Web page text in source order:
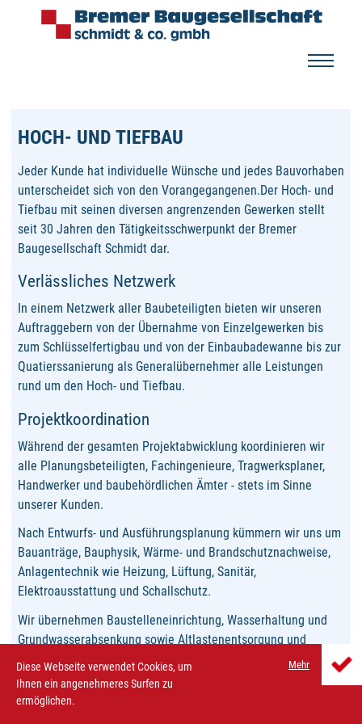
Diese Webseite verwendet Cookies, um
Ihnen ein angenehmeres Surfen zu
ermöglichen.
Mehr
HOCH- UND TIEFBAU
Jeder Kunde hat individuelle Wünsche und jedes Bauvorhaben
unterscheidet sich von den Vorangegangenen.Der Hoch- und
Tiefbau mit seinen diversen angrenzenden Gewerken stellt
seit 30 Jahren den Tätigkeitsschwerpunkt der Bremer
Baugesellschaft Schmidt dar.
Verlässliches Netzwerk
In einem Netzwerk aller Baubeteiligten bieten wir unseren
Auftraggebern von der Übernahme von Einzelgewerken bis
zum Schlüsselfertigbau und von der Einbaubadewanne bis zur
Quatierssanierung als Generalübernehmer alle Leistungen
rund um den Hoch- und Tiefbau.
Projektkoordination
Während der gesamten Projektabwicklung koordinieren wir
alle Planungsbeteiligten, Fachingenieure, Tragwerksplaner,
Handwerker und baubehördlichen Ämter - stets im Sinne
unserer Kunden.
Nach Entwurfs- und Ausführungsplanung kümmern wir uns um
Bauanträge, Bauphysik, Wärme- und Brandschutznachweise,
Anlagentechnik wie Heizung, Lüftung, Sanitär,
Elektroausstattung und Schallschutz.
Wir übernehmen Baustelleneinrichtung, Wasserhaltung und
Grundwasserabsenkung sowie Altlastenentsorgung und
Bodenaustausch. Tiefgründungen, Weiße- und Schwarze
Wannen sind Teil unserer Tiefbauleistungen. Traditioneller
Hochbau in Mauerwersausführung oder Industriegebäude mit